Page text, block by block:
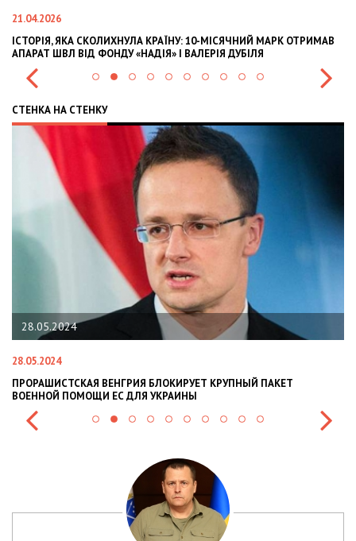
21.04.2026
ІСТОРІЯ, ЯКА СКОЛИХНУЛА КРАЇНУ: 10-МІСЯЧНИЙ МАРК ОТРИМАВ
АПАРАТ ШВЛ ВІД ФОНДУ «НАДІЯ» І ВАЛЕРІЯ ДУБІЛЯ
СТЕНКА НА СТЕНКУ
28.05.2024
28.05.2024
ПРОРАШИСТСКАЯ ВЕНГРИЯ БЛОКИРУЕТ КРУПНЫЙ ПАКЕТ
ВОЕННОЙ ПОМОЩИ ЕС ДЛЯ УКРАИНЫ